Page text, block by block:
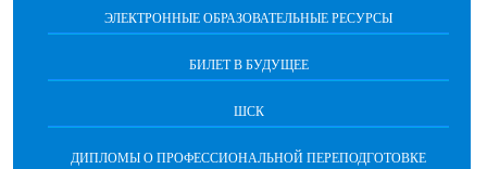
ЭЛЕКТРОННЫЕ ОБРАЗОВАТЕЛЬНЫЕ РЕСУРСЫ
БИЛЕТ В БУДУЩЕЕ
ШСК
ДИПЛОМЫ О ПРОФЕССИОНАЛЬНОЙ ПЕРЕПОДГОТОВКЕ